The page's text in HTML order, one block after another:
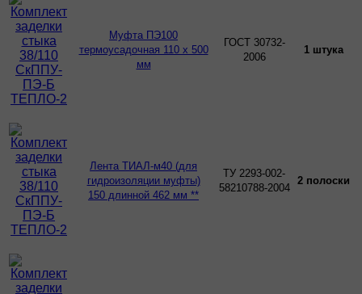
Муфта ПЭ100
термоусадочная 110 х 500
мм
ГОСТ 30732-
2006
1 штука
Лента ТИАЛ-м40 (для
гидроизоляции муфты)
150 длинной 462 мм **
ТУ 2293-002-
58210788-2004
2 полоски